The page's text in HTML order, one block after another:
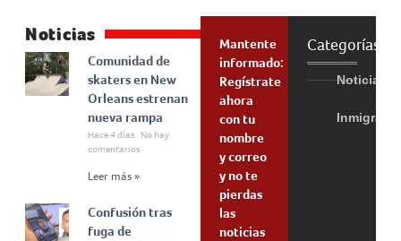
Noticias
Comunidad de
skaters en New
Orleans estrenan
nueva rampa
Hace 4 días
No hay
comentarios
Leer más »
Confusión tras
fuga de
Mantente
informado:
Regístrate
ahora
con tu
nombre
y correo
y no te
pierdas
las
noticias
Categorías
Noticias